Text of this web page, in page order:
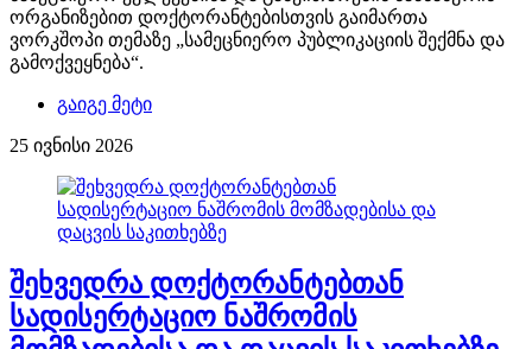
ორგანიზებით დოქტორანტებისთვის გაიმართა
ვორკშოპი თემაზე „სამეცნიერო პუბლიკაციის შექმნა და
გამოქვეყნება“.
გაიგე მეტი
25 ივნისი 2026
შეხვედრა დოქტორანტებთან
სადისერტაციო ნაშრომის